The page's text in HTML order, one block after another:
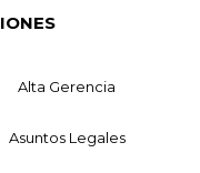
Alta Gerencia
Asuntos Legales